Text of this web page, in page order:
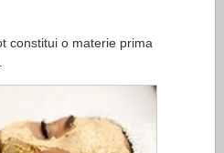
constitui o materie prima